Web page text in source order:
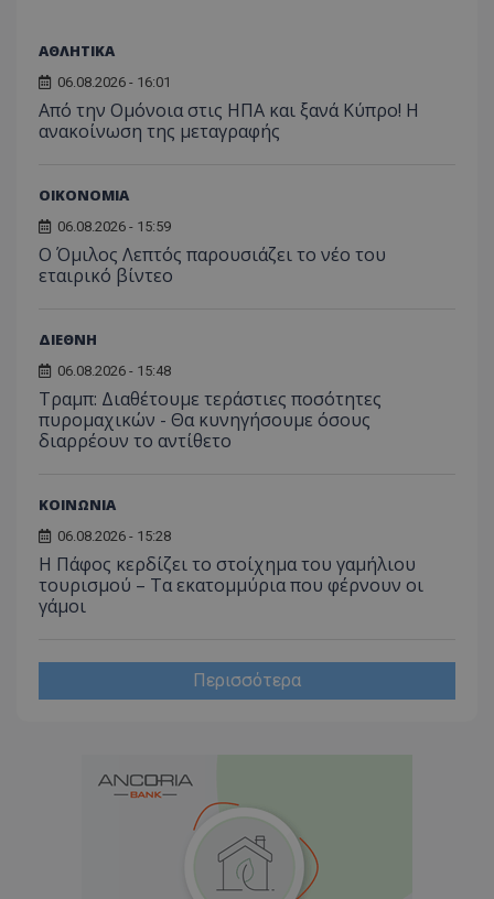
ΑΘΛΗΤΙΚΑ
06.08.2026 - 16:01
Από την Ομόνοια στις ΗΠΑ και ξανά Κύπρο! Η
ανακοίνωση της μεταγραφής
ΟΙΚΟΝΟΜΙΑ
06.08.2026 - 15:59
Ο Όμιλος Λεπτός παρουσιάζει το νέο του
εταιρικό βίντεο
ΔΙΕΘΝΗ
06.08.2026 - 15:48
Τραμπ: Διαθέτουμε τεράστιες ποσότητες
πυρομαχικών - Θα κυνηγήσουμε όσους
διαρρέουν το αντίθετο
ΚΟΙΝΩΝΙΑ
06.08.2026 - 15:28
Η Πάφος κερδίζει το στοίχημα του γαμήλιου
τουρισμού – Τα εκατομμύρια που φέρνουν οι
γάμοι
Περισσότερα